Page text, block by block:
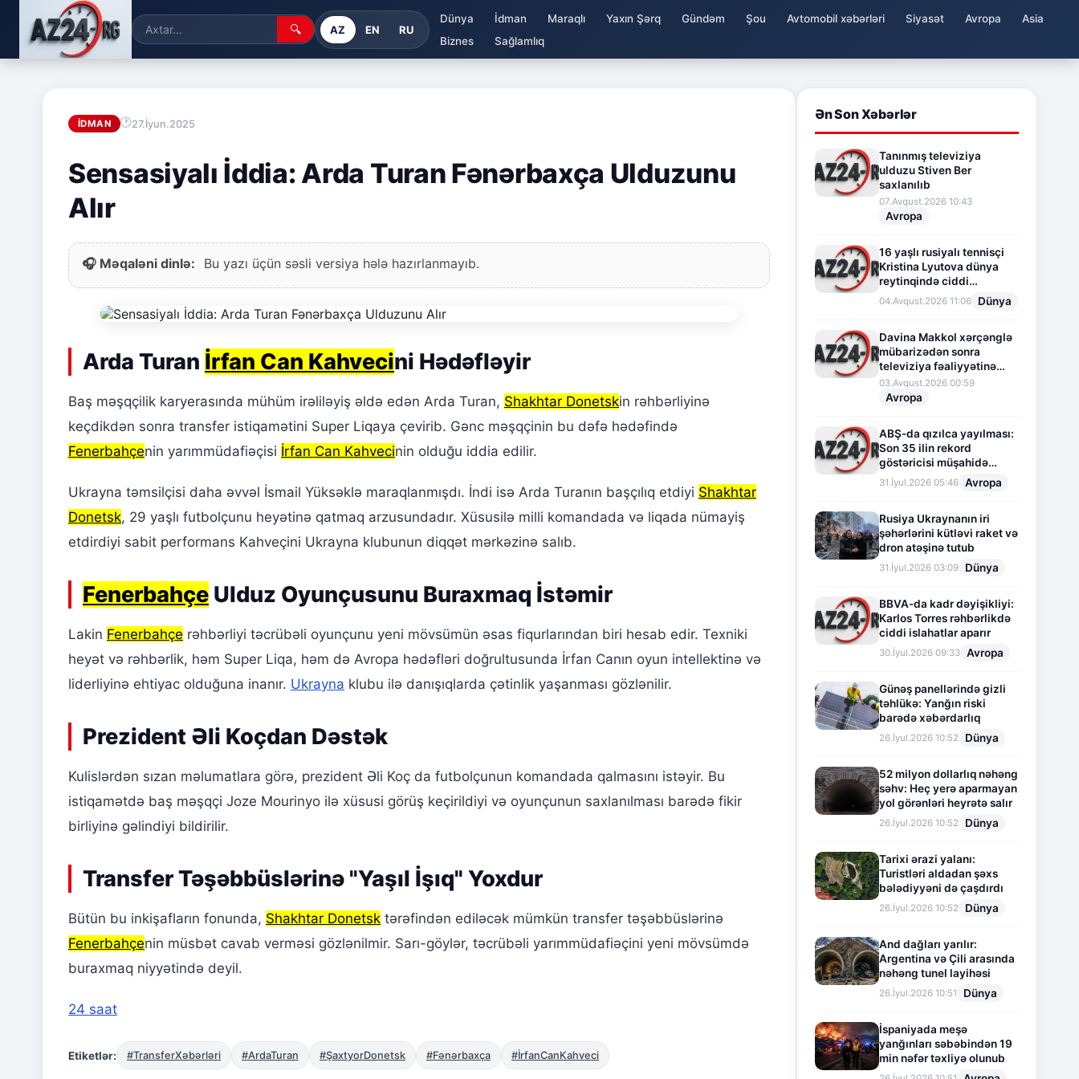
🔍 AZ EN RU
Dünya İdman Maraqlı Yaxın Şərq Gündəm Şou Avtomobil xəbərləri Siyasət Avropa
Asia
Biznes
Sağlamlıq
İDMAN 27.İyun.2025
Sensasiyalı İddia: Arda Turan Fənərbaxça Ulduzunu
Alır
🎧 Məqaləni dinlə: Bu yazı üçün səsli versiya hələ hazırlanmayıb.
Arda Turan İrfan Can Kahvecini Hədəfləyir
Baş məşqçilik karyerasında mühüm irəliləyiş əldə edən Arda Turan, Shakhtar Donetskin rəhbərliyinə
keçdikdən sonra transfer istiqamətini Super Liqaya çevirib. Gənc məşqçinin bu dəfə hədəfində
Fenerbahçenin yarımmüdafiəçisi İrfan Can Kahvecinin olduğu iddia edilir.
Ukrayna təmsilçisi daha əvvəl İsmail Yüksəklə maraqlanmışdı. İndi isə Arda Turanın başçılıq etdiyi Shakhtar
Donetsk, 29 yaşlı futbolçunu heyətinə qatmaq arzusundadır. Xüsusilə milli komandada və liqada nümayiş
etdirdiyi sabit performans Kahveçini Ukrayna klubunun diqqət mərkəzinə salıb.
Fenerbahçe Ulduz Oyunçusunu Buraxmaq İstəmir
Lakin Fenerbahçe rəhbərliyi təcrübəli oyunçunu yeni mövsümün əsas fiqurlarından biri hesab edir. Texniki
heyət və rəhbərlik, həm Super Liqa, həm də Avropa hədəfləri doğrultusunda İrfan Canın oyun intellektinə və
liderliyinə ehtiyac olduğuna inanır. Ukrayna klubu ilə danışıqlarda çətinlik yaşanması gözlənilir.
Prezident Əli Koçdan Dəstək
Kulislərdən sızan məlumatlara görə, prezident Əli Koç da futbolçunun komandada qalmasını istəyir. Bu
istiqamətdə baş məşqçi Joze Mourinyo ilə xüsusi görüş keçirildiyi və oyunçunun saxlanılması barədə fikir
birliyinə gəlindiyi bildirilir.
Transfer Təşəbbüslərinə "Yaşıl İşıq" Yoxdur
Bütün bu inkişafların fonunda, Shakhtar Donetsk tərəfindən ediləcək mümkün transfer təşəbbüslərinə
Fenerbahçenin müsbət cavab verməsi gözlənilmir. Sarı-göylər, təcrübəli yarımmüdafiəçini yeni mövsümdə
buraxmaq niyyətində deyil.
24 saat
Etiketlər: #TransferXəbərləri #ArdaTuran #ŞaxtyorDonetsk #Fənərbaxça #İrfanCanKahveci
Ən Son Xəbərlər
Tanınmış televiziya
ulduzu Stiven Ber
saxlanılıb
07.Avqust.2026 10:43
Avropa
16 yaşlı rusiyalı tennisçi
Kristina Lyutova dünya
reytinqində ciddi
irəliləyişə imza atdı
04.Avqust.2026 11:06 Dünya
Davina Makkol xərçənglə
mübarizədən sonra
televiziya fəaliyyətinə
fasilə verir
03.Avqust.2026 00:59
Avropa
ABŞ-da qızılca yayılması:
Son 35 ilin rekord
göstəricisi müşahidə
olunur
31.İyul.2026 05:46 Avropa
Rusiya Ukraynanın iri
şəhərlərini kütləvi raket və
dron atəşinə tutub
31.İyul.2026 03:09 Dünya
BBVA-da kadr dəyişikliyi:
Karlos Torres rəhbərlikdə
ciddi islahatlar aparır
30.İyul.2026 09:33 Avropa
Günəş panellərində gizli
təhlükə: Yanğın riski
barədə xəbərdarlıq
26.İyul.2026 10:52 Dünya
52 milyon dollarlıq nəhəng
səhv: Heç yerə aparmayan
yol görənləri heyrətə salır
26.İyul.2026 10:52 Dünya
Tarixi ərazi yalanı:
Turistləri aldadan şəxs
bələdiyyəni də çaşdırdı
26.İyul.2026 10:52 Dünya
And dağları yarılır:
Argentina və Çili arasında
nəhəng tunel layihəsi
26.İyul.2026 10:51 Dünya
İspaniyada meşə
yanğınları səbəbindən 19
min nəfər təxliyə olunub